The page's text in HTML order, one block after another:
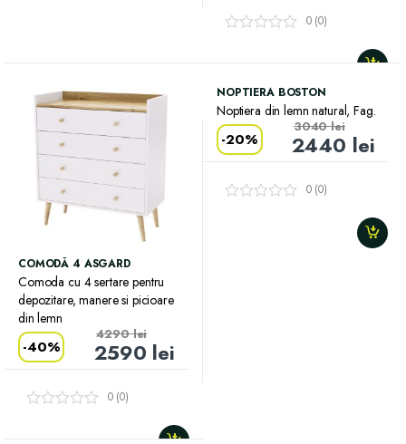
0 (0)
COMODĂ 4 ASGARD
Comoda cu 4 sertare pentru
depozitare, manere si picioare
din lemn
-40% 2590 lei
4290lei
0 (0)
NOPTIERA BOSTON
Noptiera din lemn natural, Fag.
-20% 2440 lei
3040lei
0 (0)